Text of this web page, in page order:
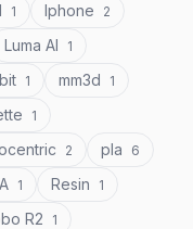
1 Iphone 2
Luma AI 1
1 mm3d 1
1
2 pla 6
1 Resin 1
R2 1